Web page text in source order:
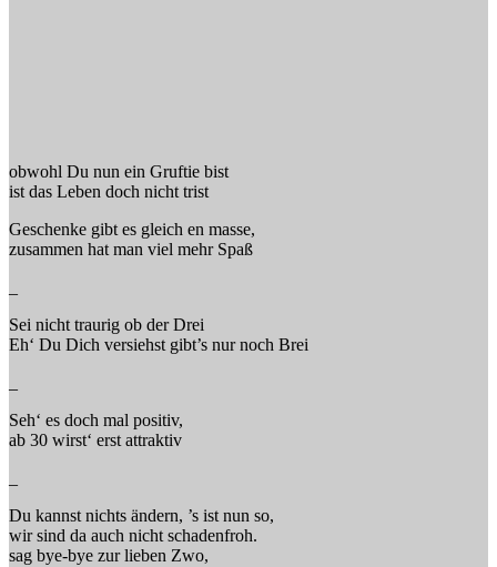
obwohl Du nun ein Gruftie bist
ist das Leben doch nicht trist
Geschenke gibt es gleich en masse,
zusammen hat man viel mehr Spaß
Sei nicht traurig ob der Drei
Eh‘ Du Dich versiehst gibt’s nur noch Brei
Seh‘ es doch mal positiv,
ab 30 wirst‘ erst attraktiv
Du kannst nichts ändern, ’s ist nun so,
wir sind da auch nicht schadenfroh.
sag bye-bye zur lieben Zwo,